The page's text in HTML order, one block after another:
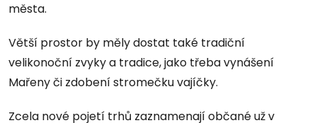
města.
Větší prostor by měly dostat také tradiční
velikonoční zvyky a tradice, jako třeba vynášení
Mařeny či zdobení stromečku vajíčky.
Zcela nové pojetí trhů zaznamenají občané už v